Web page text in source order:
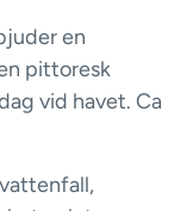
en
pittoresk
vid havet. Ca